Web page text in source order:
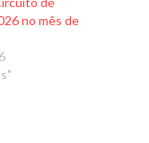
no mês de